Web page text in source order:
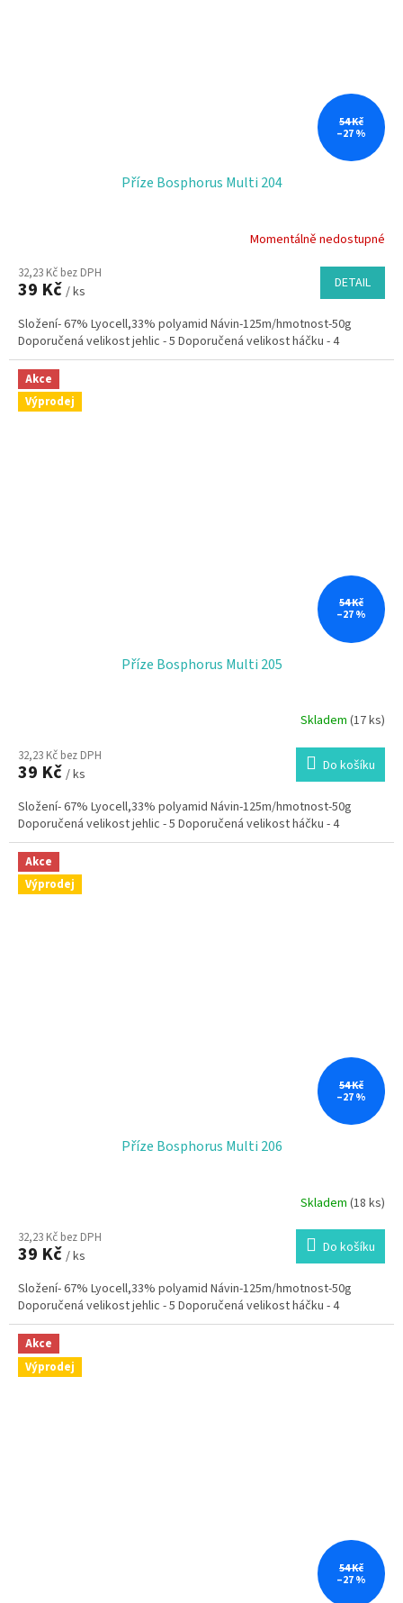
54 Kč
–27 %
Příze Bosphorus Multi 204
Momentálně nedostupné
32,23 Kč bez DPH
39 Kč / ks DETAIL
Složení- 67% Lyocell,33% polyamid Návin-125m/hmotnost-50g
Doporučená velikost jehlic - 5 Doporučená velikost háčku - 4
Akce
Výprodej
54 Kč
–27 %
Příze Bosphorus Multi 205
Skladem (17 ks)
32,23 Kč bez DPH
39 Kč / ks Do košíku
Složení- 67% Lyocell,33% polyamid Návin-125m/hmotnost-50g
Doporučená velikost jehlic - 5 Doporučená velikost háčku - 4
Akce
Výprodej
54 Kč
–27 %
Příze Bosphorus Multi 206
Skladem (18 ks)
32,23 Kč bez DPH
39 Kč / ks Do košíku
Složení- 67% Lyocell,33% polyamid Návin-125m/hmotnost-50g
Doporučená velikost jehlic - 5 Doporučená velikost háčku - 4
Akce
Výprodej
54 Kč
–27 %